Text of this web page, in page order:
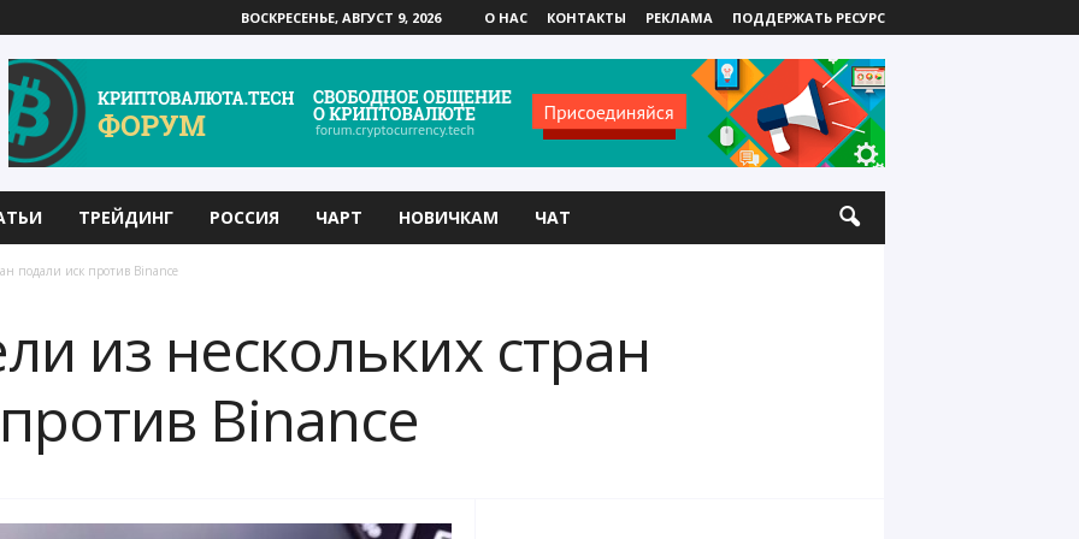
ВОСКРЕСЕНЬЕ, АВГУСТ 9, 2026 О НАС КОНТАКТЫ РЕКЛАМА ПОДДЕРЖАТЬ РЕСУРС
ТРЕЙДИНГ РОССИЯ ЧАРТ НОВИЧКАМ ЧАТ
подали иск против Binance
из нескольких стран
Binance